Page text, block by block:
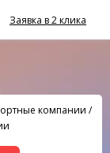
Заявка в 2 клика
компании /